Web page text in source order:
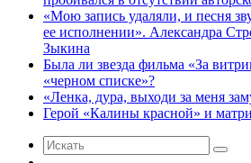
«Мою запись удаляли, и песня
ее исполнении». Александра
Зыкина
Была ли звезда фильма «За
«черном списке»?
«Ленка, дура, выходи за меня
Герой «Калины красной» и
Искать